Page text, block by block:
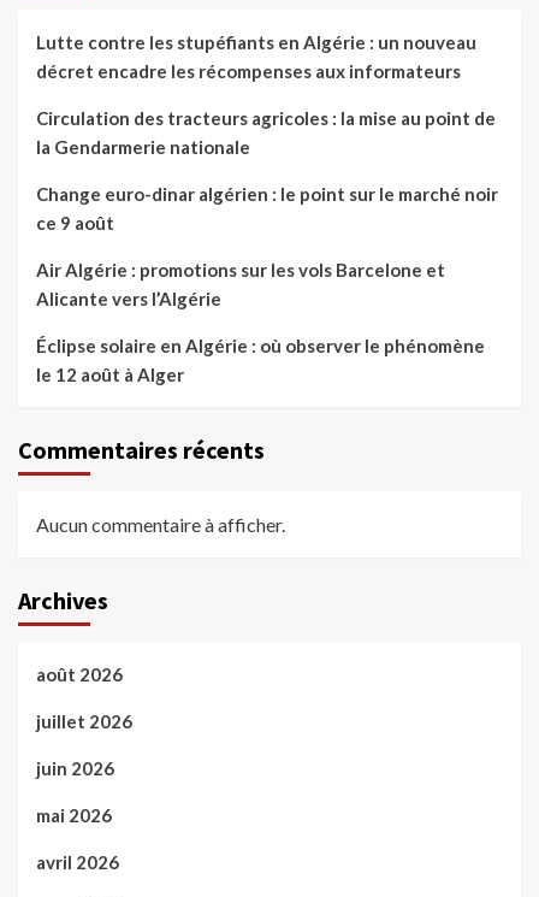
Lutte contre les stupéfiants en Algérie : un nouveau
décret encadre les récompenses aux informateurs
Circulation des tracteurs agricoles : la mise au point de
la Gendarmerie nationale
Change euro-dinar algérien : le point sur le marché noir
ce 9 août
Air Algérie : promotions sur les vols Barcelone et
Alicante vers l’Algérie
Éclipse solaire en Algérie : où observer le phénomène
le 12 août à Alger
Commentaires récents
Aucun commentaire à afficher.
Archives
août 2026
juillet 2026
juin 2026
mai 2026
avril 2026